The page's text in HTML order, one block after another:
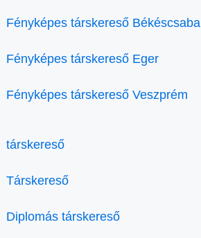
Fényképes társkereső Békéscsaba
Fényképes társkereső Eger
Fényképes társkereső Veszprém
társkereső
Társkereső
Diplomás társkereső